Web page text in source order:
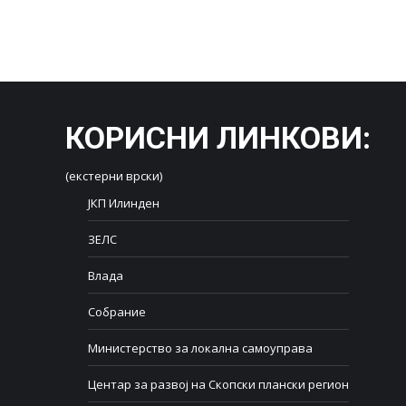
КОРИСНИ ЛИНКОВИ:
(екстерни врски)
ЈКП Илинден
ЗЕЛС
Влада
Собрание
Министерство за локална самоуправа
Центар за развој на Скопски плански регион